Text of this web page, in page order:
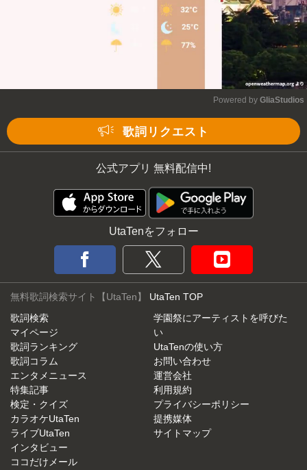
Powered by GliaStudios
歌詞リクエスト
公式アプリ 無料配信中!
UtaTenをフォロー
無料歌詞検索サイト【UtaTen】 UtaTen TOP
歌詞検索
マイページ
歌詞ランキング
歌詞コラム
エンタメニュース
特集記事
検定・クイズ
カラオケUtaTen
ライブUtaTen
インタビュー
ココだけメール
学園祭にアーティストを呼びた
い
UtaTenの使い方
お問い合わせ
運営会社
利用規約
プライバシーポリシー
提携媒体
サイトマップ